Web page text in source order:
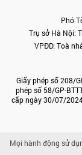
Phó
Trụ sở Hà Nội:
VPĐD: Toà
Giấy phép số 208/
phép số 58/GP-
cấp ngày 30/07/
Mọi hành động sử